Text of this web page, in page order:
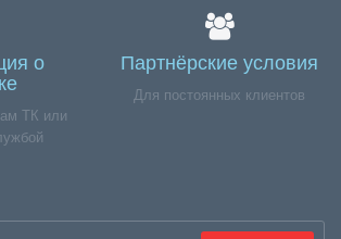
о
ТК или
Партнёрские условия
Для постоянных клиентов